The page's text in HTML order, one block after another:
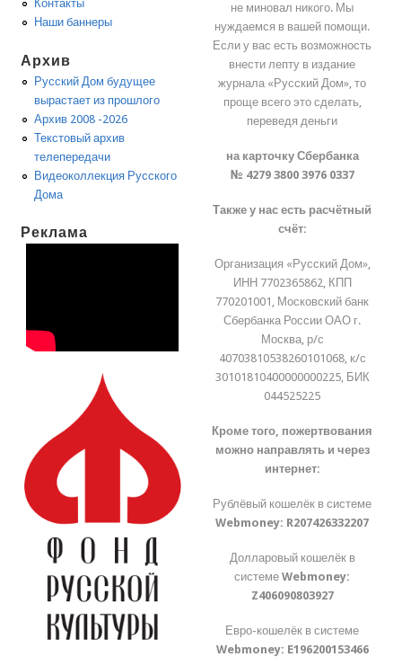
Контакты
Наши баннеры
Архив
Русский Дом будущее
вырастает из прошлого
Архив 2008 -2026
Текстовый архив
телепередачи
Видеоколлекция Русского
Дома
Реклама
не миновал никого. Мы
нуждаемся в вашей помощи.
Если у вас есть возможность
внести лепту в издание
журнала «Русский Дом», то
проще всего это сделать,
переведя деньги
на карточку Сбербанка
№ 4279 3800 3976 0337
Также у нас есть расчётный
счёт:
Организация «Русский Дом»,
ИНН 7702365862, КПП
770201001, Московский банк
Сбербанка России ОАО г.
Москва, р/с
40703810538260101068, к/с
30101810400000000225, БИК
044525225
Кроме того, пожертвования
можно направлять и через
интернет:
Рублёвый кошелёк в системе
Webmoney: R207426332207
Долларовый кошелёк в
системеWebmoney:
Z406090803927
Евро-кошелёк в системе
Webmoney: E196200153466